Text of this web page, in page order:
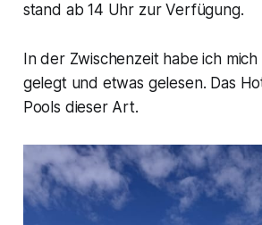
stand ab 14 Uhr zur Verfügung.
In der Zwischenzeit habe ich mich
gelegt und etwas gelesen. Das
Pools dieser Art.